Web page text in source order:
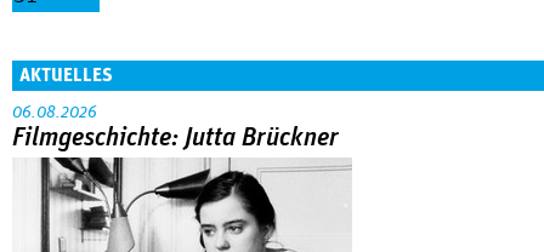
AKTUELLES
06.08.2026
Filmgeschichte: Jutta Brückner